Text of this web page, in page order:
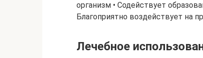
организм • Содействует
Благоприятно воздействует на
Лечебное